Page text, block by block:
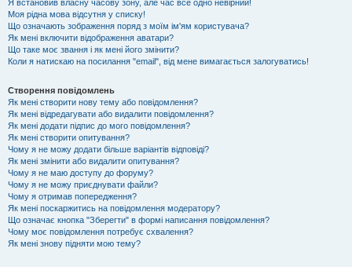
Я встановив власну часову зону, але час все одно невірний!
Моя рідна мова відсутня у списку!
Що означають зображення поряд з моїм ім'ям користувача?
Як мені включити відображення аватари?
Що таке моє звання і як мені його змінити?
Коли я натискаю на посилання "email", від мене вимагається залогуватись!
Створення повідомлень
Як мені створити нову тему або повідомлення?
Як мені відредагувати або видалити повідомлення?
Як мені додати підпис до мого повідомлення?
Як мені створити опитування?
Чому я не можу додати більше варіантів відповіді?
Як мені змінити або видалити опитування?
Чому я не маю доступу до форуму?
Чому я не можу приєднувати файли?
Чому я отримав попередження?
Як мені поскаржитись на повідомлення модератору?
Що означає кнопка "Зберегти" в формі написання повідомлення?
Чому моє повідомлення потребує схвалення?
Як мені знову підняти мою тему?